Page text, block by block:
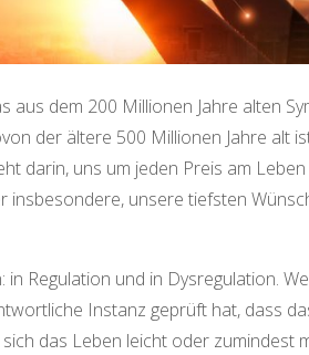
aus dem 200 Millionen Jahre alten
der ältere 500 Millionen Jahre alt
darin, uns um jeden Preis am
insbesondere, unsere tiefsten
Regulation und in Dysregulation.
Instanz geprüft hat, dass
das Leben leicht oder zumindest